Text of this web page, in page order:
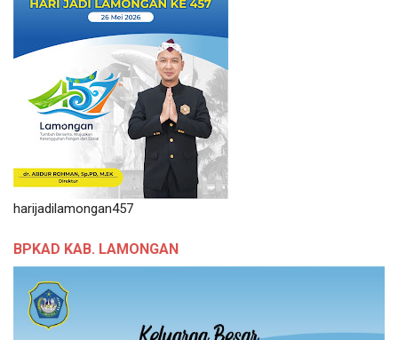
harijadilamongan457
BPKAD KAB. LAMONGAN